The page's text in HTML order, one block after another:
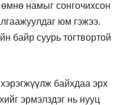
өмнө намыг сонгочихсон
юм гэжээ.
байр суурь тогтвортой
байхдаа эрх
эрмэлздэг нь нууц